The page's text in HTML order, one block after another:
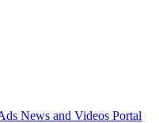
News and Videos Portal